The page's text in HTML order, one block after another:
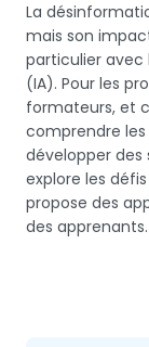
La
mais son
particulier avec
(IA). Pour les
formateurs, et
comprendre
développer
explore les
propose des
des apprenants.